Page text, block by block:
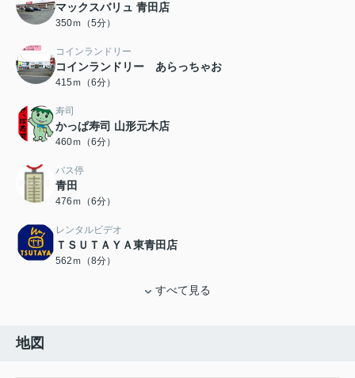
マックスバリュ 青田店
350ｍ（5分）
コインランドリー
コインランドリー あらっちゃお
415ｍ（6分）
寿司
かっぱ寿司 山形元木店
460ｍ（6分）
バス停
青田
476ｍ（6分）
レンタルビデオ
ＴＳＵＴＡＹＡ東青田店
562ｍ（8分）
すべて見る
地図